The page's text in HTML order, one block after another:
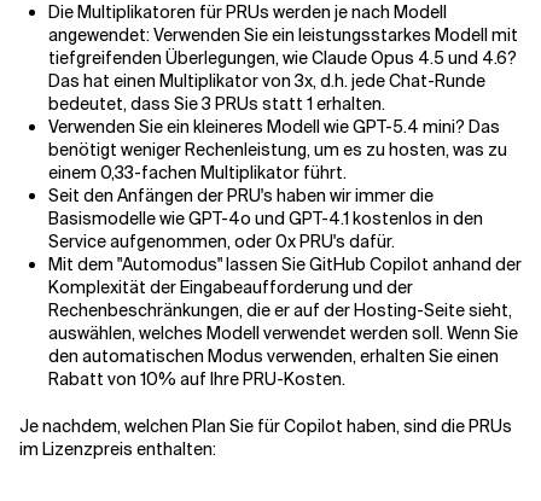
Die Multiplikatoren für PRUs werden je nach Modell
angewendet: Verwenden Sie ein leistungsstarkes Modell mit
tiefgreifenden Überlegungen, wie Claude Opus 4.5 und 4.6?
Das hat einen Multiplikator von 3x, d.h. jede Chat-Runde
bedeutet, dass Sie 3 PRUs statt 1 erhalten.
Verwenden Sie ein kleineres Modell wie GPT-5.4 mini? Das
benötigt weniger Rechenleistung, um es zu hosten, was zu
einem 0,33-fachen Multiplikator führt.
Seit den Anfängen der PRU's haben wir immer die
Basismodelle wie GPT-4o und GPT-4.1 kostenlos in den
Service aufgenommen, oder 0x PRU's dafür.
Mit dem "Automodus" lassen Sie GitHub Copilot anhand der
Komplexität der Eingabeaufforderung und der
Rechenbeschränkungen, die er auf der Hosting-Seite sieht,
auswählen, welches Modell verwendet werden soll. Wenn Sie
den automatischen Modus verwenden, erhalten Sie einen
Rabatt von 10% auf Ihre PRU-Kosten.
Je nachdem, welchen Plan Sie für Copilot haben, sind die PRUs
im Lizenzpreis enthalten: